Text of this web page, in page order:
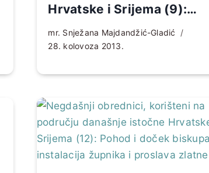
Hrvatske i Srijema (9):
Blagoslovi
mr. Snježana Majdandžić-Gladić
28. kolovoza 2013.